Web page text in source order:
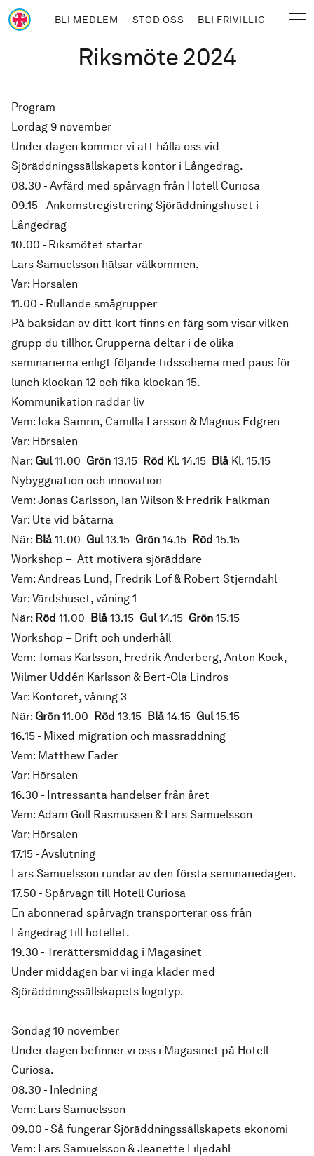
Hoppa till huvudinnehåll
BLI MEDLEM STÖD OSS BLI FRIVILLIG
Riksmöte 2024
Program
Lördag 9 november
Under dagen kommer vi att hålla oss vid
Sjöräddningssällskapets kontor i Långedrag.
08.30 - Avfärd med spårvagn från Hotell Curiosa
09.15 - Ankomstregistrering Sjöräddningshuset i
Långedrag
10.00 - Riksmötet startar
Lars Samuelsson hälsar välkommen.
Var: Hörsalen
11.00 - Rullande smågrupper
På baksidan av ditt kort finns en färg som visar vilken
grupp du tillhör. Grupperna deltar i de olika
seminarierna enligt följande tidsschema med paus för
lunch klockan 12 och fika klockan 15.
Kommunikation räddar liv
Vem: Icka Samrin, Camilla Larsson & Magnus Edgren
Var: Hörsalen
När: Gul11.00 Grön 13.15 Röd Kl. 14.15 Blå Kl. 15.15
Nybyggnation och innovation
Vem: Jonas Carlsson, Ian Wilson & Fredrik Falkman
Var: Ute vid båtarna
När: Blå 11.00 Gul13.15 Grön 14.15 Röd 15.15
Workshop – Att motivera sjöräddare
Vem: Andreas Lund, Fredrik Löf & Robert Stjerndahl
Var: Värdshuset, våning 1
När: Röd 11.00 Blå 13.15 Gul14.15 Grön 15.15
Workshop – Drift och underhåll
Vem: Tomas Karlsson, Fredrik Anderberg, Anton Kock,
Wilmer Uddén Karlsson & Bert-Ola Lindros
Var: Kontoret, våning 3
När: Grön 11.00 Röd 13.15 Blå 14.15 Gul15.15
16.15 - Mixed migration och massräddning
Vem: Matthew Fader
Var: Hörsalen
16.30 - Intressanta händelser från året
Vem: Adam Goll Rasmussen & Lars Samuelsson
Var: Hörsalen
17.15 - Avslutning
Lars Samuelsson rundar av den första seminariedagen.
17.50 - Spårvagn till Hotell Curiosa
En abonnerad spårvagn transporterar oss från
Långedrag till hotellet.
19.30 - Trerättersmiddag i Magasinet
Under middagen bär vi inga kläder med
Sjöräddningssällskapets logotyp.
Söndag 10 november
Under dagen befinner vi oss i Magasinet på Hotell
Curiosa.
08.30 - Inledning
Vem: Lars Samuelsson
09.00 - Så fungerar Sjöräddningssällskapets ekonomi
Vem: Lars Samuelsson & Jeanette Liljedahl